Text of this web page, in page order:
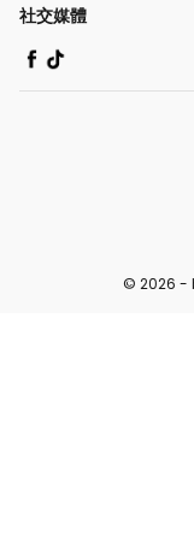
社交媒體
© 2026 -